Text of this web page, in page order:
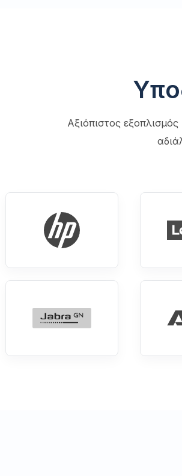
Αξιόπιστος